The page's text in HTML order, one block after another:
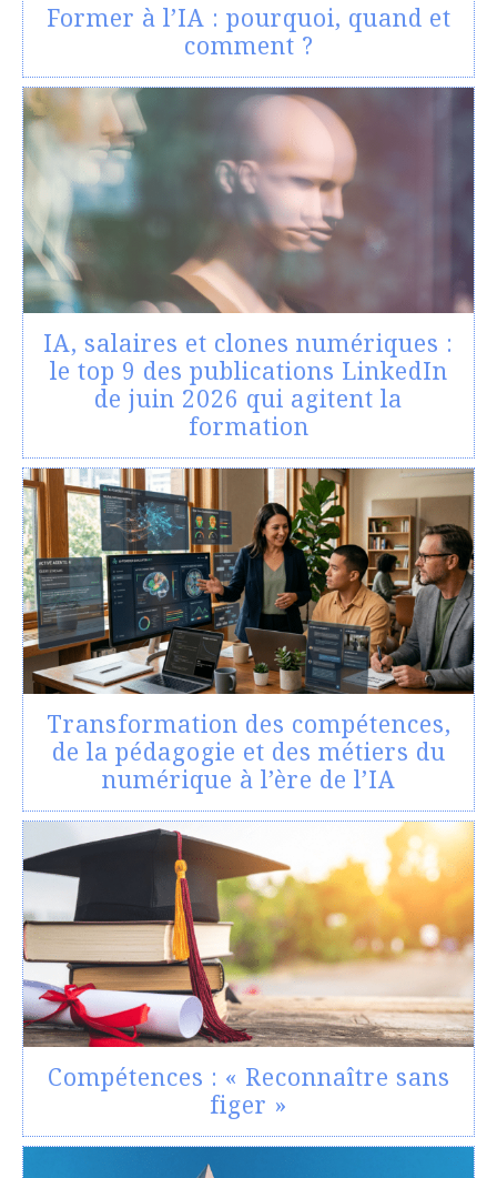
Former à l’IA : pourquoi, quand et
comment ?
IA, salaires et clones numériques :
le top 9 des publications LinkedIn
de juin 2026 qui agitent la
formation
Transformation des compétences,
de la pédagogie et des métiers du
numérique à l’ère de l’IA
Compétences : « Reconnaître sans
figer »